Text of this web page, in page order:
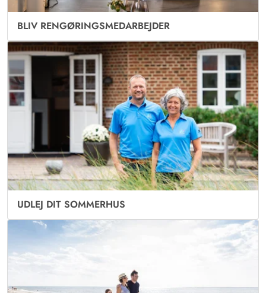
BLIV RENGØRINGSMEDARBEJDER
UDLEJ DIT SOMMERHUS